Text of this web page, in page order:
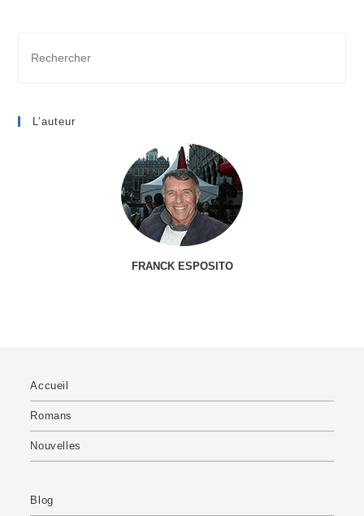
sur
L’auteur
FRANCK ESPOSITO
Accueil
Romans
Nouvelles
Blog